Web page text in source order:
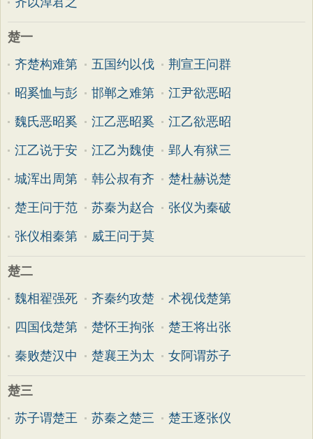
楚一
齐楚构难第
五国约以伐 荆宣王问群
昭奚恤与彭 邯郸之难第 江尹欲恶昭
魏氏恶昭奚 江乙恶昭奚 江乙欲恶昭
江乙说于安 江乙为魏使 郢人有狱三
城浑出周第 韩公叔有齐 楚杜赫说楚
楚王问于范 苏秦为赵合 张仪为秦破
张仪相秦第 威王问于莫
楚二
魏相翟强死
齐秦约攻楚 术视伐楚第
四国伐楚第 楚怀王拘张 楚王将出张
秦败楚汉中 楚襄王为太 女阿谓苏子
楚三
苏子谓楚王
苏秦之楚三 楚王逐张仪